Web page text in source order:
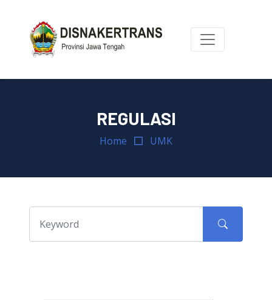
REGULASI
Home UMK